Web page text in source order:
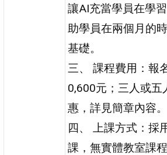
讓AI充當學員在學
助學員在兩個月的
基礎。
三、 課程費用：報
0,600元；三人或五
惠，詳見簡章內容。
四、 上課方式：採
課，無實體教室課程